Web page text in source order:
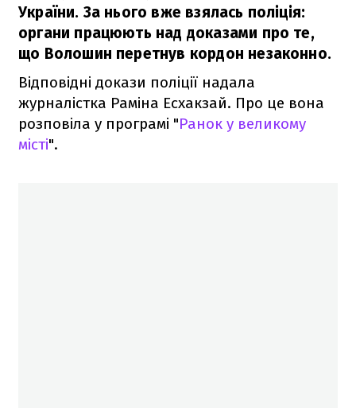
України. За нього вже взялась поліція:
органи працюють над доказами про те,
що Волошин перетнув кордон незаконно.
Відповідні докази поліції надала
журналістка Раміна Есхакзай. Про це вона
розповіла у програмі "Ранок у великому
місті".